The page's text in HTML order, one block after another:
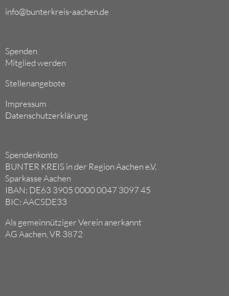
info@bunterkreis-aachen.de
Spenden
Mitglied werden
Stellenangebote
Impressum
Datenschutzerklärung
Spendenkonto
BUNTER KREIS in der Region Aachen e.V.
Sparkasse Aachen
IBAN: DE63 3905 0000 0047 3097 45
BIC: AACSDE33
Als gemeinnütziger Verein anerkannt
AG Aachen, VR 3872